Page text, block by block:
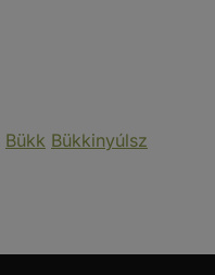
Bükk Bükkinyúlsz